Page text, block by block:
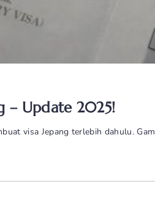
– Update 2025!
visa Jepang terlebih dahulu.